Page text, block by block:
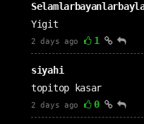
Yigit
2 days ago 1
siyahi
topitop kasar
2 days ago 0